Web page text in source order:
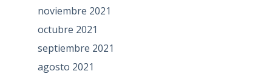
noviembre 2021
octubre 2021
septiembre 2021
agosto 2021